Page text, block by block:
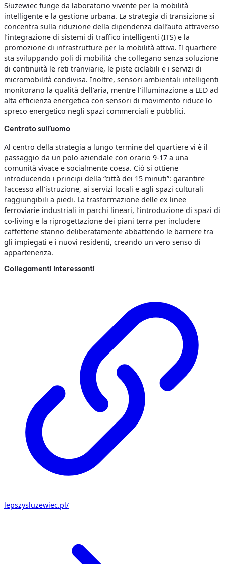
Służewiec funge da laboratorio vivente per la mobilità
intelligente e la gestione urbana. La strategia di transizione si
concentra sulla riduzione della dipendenza dall’auto attraverso
l’integrazione di sistemi di traffico intelligenti (ITS) e la
promozione di infrastrutture per la mobilità attiva. Il quartiere
sta sviluppando poli di mobilità che collegano senza soluzione
di continuità le reti tranviarie, le piste ciclabili e i servizi di
micromobilità condivisa. Inoltre, sensori ambientali intelligenti
monitorano la qualità dell’aria, mentre l’illuminazione a LED ad
alta efficienza energetica con sensori di movimento riduce lo
spreco energetico negli spazi commerciali e pubblici.
Centrato sull’uomo
Al centro della strategia a lungo termine del quartiere vi è il
passaggio da un polo aziendale con orario 9-17 a una
comunità vivace e socialmente coesa. Ciò si ottiene
introducendo i principi della “città dei 15 minuti”: garantire
l’accesso all’istruzione, ai servizi locali e agli spazi culturali
raggiungibili a piedi. La trasformazione delle ex linee
ferroviarie industriali in parchi lineari, l’introduzione di spazi di
co-living e la riprogettazione dei piani terra per includere
caffetterie stanno deliberatamente abbattendo le barriere tra
gli impiegati e i nuovi residenti, creando un vero senso di
appartenenza.
Collegamenti interessanti
lepszysluzewiec.pl/